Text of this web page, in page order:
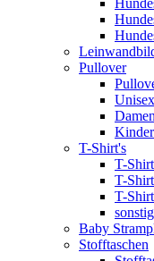
Pullover
Unisex
Damen
Kinder
T-Shirt's
T-
T-
T-
Baby
Stofftaschen